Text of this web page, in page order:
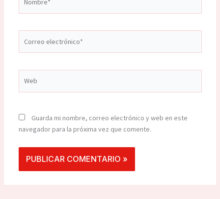
electrónico*
Guarda mi nombre, correo electrónico y web en este
navegador para la próxima vez que comente.